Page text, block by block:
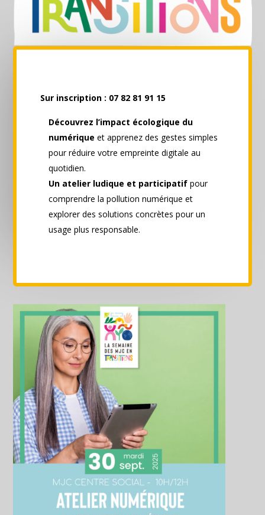
Sur inscription : 07 82 81 91 15
Découvrez l’impact écologique du
numérique et apprenez des gestes simples
pour réduire votre empreinte digitale au
quotidien.
Un atelier ludique et participatif pour
comprendre la pollution numérique et
explorer des solutions concrètes pour un
usage plus responsable.